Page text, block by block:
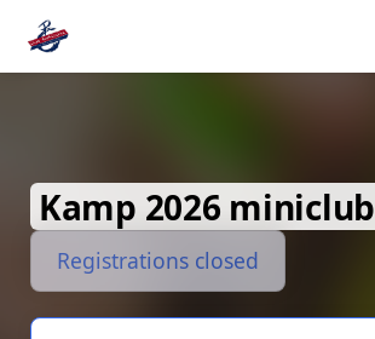
Kamp 2026 miniclub
Registrations closed